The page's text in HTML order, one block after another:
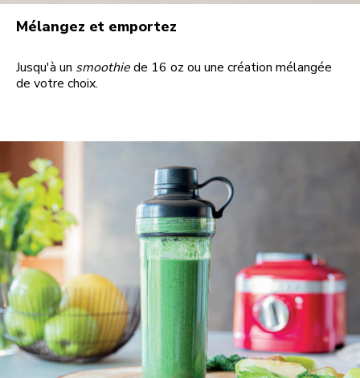
Mélangez et emportez
Jusqu'à un smoothiede 16 oz ou une création mélangée
de votre choix.